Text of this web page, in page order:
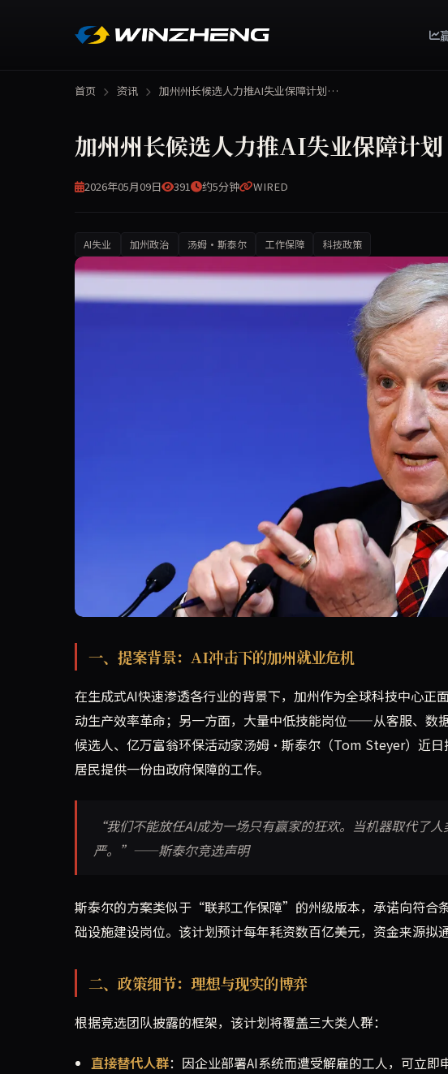
首页 资讯 加州州长候选人力推AI失业保障计划…
加州州长候选人力推AI失业保障计划
2026年05月09日 391 约5分钟 WIRED
AI失业 加州政治 汤姆·斯泰尔 工作保障 科技政策
加州州长候选人汤姆·斯泰尔（Tom Steyer）提出一项长期工
一、提案背景：AI冲击下的加州就业危机
在生成式AI快速渗透各行业的背景下，加州作为全球科技中心正
动生产效率革命；另一方面，大量中低技能岗位——从客服、
候选人、亿万富翁环保活动家汤姆·斯泰尔（Tom Steyer）近
居民提供一份由政府保障的工作。
“我们不能放任AI成为一场只有赢家的狂欢。当机器取代了
严。”——斯泰尔竞选声明
斯泰尔的方案类似于“联邦工作保障”的州级版本，承诺向符合
础设施建设岗位。该计划预计每年耗资数百亿美元，资金来源拟
二、政策细节：理想与现实的博弈
根据竞选团队披露的框架，该计划将覆盖三大类人群：
直接替代人群：因企业部署AI系统而遭受解雇的工人，可立即